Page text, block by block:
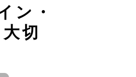
ン・
切